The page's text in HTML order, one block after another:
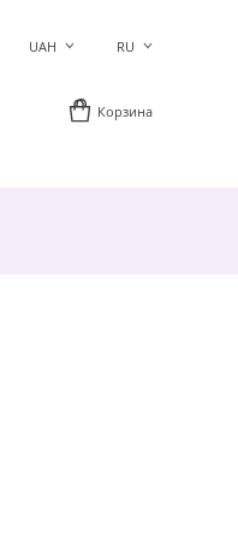
UAH RU
Корзина